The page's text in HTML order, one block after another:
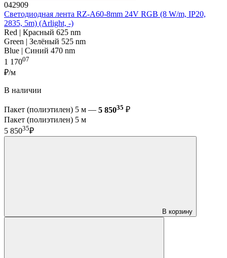
042909
Светодиодная лента RZ-A60-8mm 24V RGB (8 W/m, IP20,
2835, 5m) (Arlight, -)
Red | Красный 625 nm
Green | Зелёный 525 nm
Blue | Синий 470 nm
1 17007
₽/м
В наличии
Пакет (полиэтилен) 5 м — 5 85035 ₽
Пакет (полиэтилен) 5 м
5 85035₽
В корзину